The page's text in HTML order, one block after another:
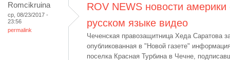
Romcikruina
ср, 08/23/2017 -
23:56
permalink
ROV NEWS новости америки
русском языке видео
Чеченская правозащитница Хеда Саратова
опубликованная в "Новой газете"
поселка Красная Турбина в Чечне,